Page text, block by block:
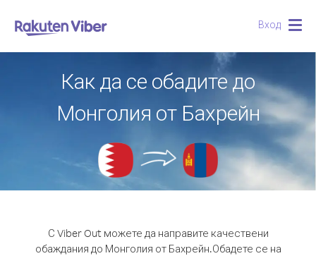
Вход
Как да се обадите до
Монголия от Бахрейн
С Viber Out можете да направите качествени
обаждания до Монголия от Бахрейн.Обадете се на